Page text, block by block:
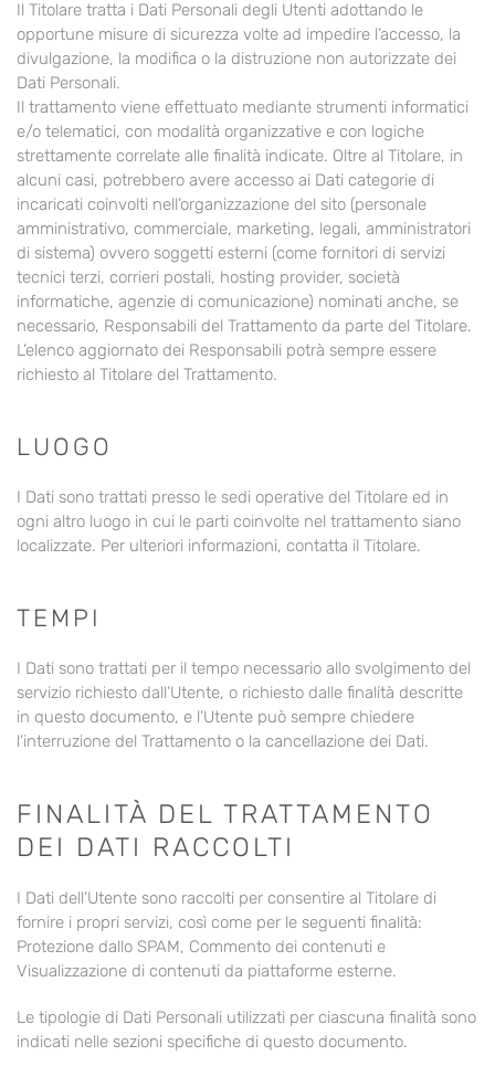
Il Titolare tratta i Dati Personali degli Utenti adottando le
opportune misure di sicurezza volte ad impedire l’accesso, la
divulgazione, la modifica o la distruzione non autorizzate dei
Dati Personali.
Il trattamento viene effettuato mediante strumenti informatici
e/o telematici, con modalità organizzative e con logiche
strettamente correlate alle finalità indicate. Oltre al Titolare, in
alcuni casi, potrebbero avere accesso ai Dati categorie di
incaricati coinvolti nell’organizzazione del sito (personale
amministrativo, commerciale, marketing, legali, amministratori
di sistema) ovvero soggetti esterni (come fornitori di servizi
tecnici terzi, corrieri postali, hosting provider, società
informatiche, agenzie di comunicazione) nominati anche, se
necessario, Responsabili del Trattamento da parte del Titolare.
L’elenco aggiornato dei Responsabili potrà sempre essere
richiesto al Titolare del Trattamento.
LUOGO
I Dati sono trattati presso le sedi operative del Titolare ed in
ogni altro luogo in cui le parti coinvolte nel trattamento siano
localizzate. Per ulteriori informazioni, contatta il Titolare.
TEMPI
I Dati sono trattati per il tempo necessario allo svolgimento del
servizio richiesto dall’Utente, o richiesto dalle finalità descritte
in questo documento, e l’Utente può sempre chiedere
l’interruzione del Trattamento o la cancellazione dei Dati.
FINALITÀ DEL TRATTAMENTO
DEI DATI RACCOLTI
I Dati dell’Utente sono raccolti per consentire al Titolare di
fornire i propri servizi, così come per le seguenti finalità:
Protezione dallo SPAM, Commento dei contenuti e
Visualizzazione di contenuti da piattaforme esterne.
Le tipologie di Dati Personali utilizzati per ciascuna finalità sono
indicati nelle sezioni specifiche di questo documento.